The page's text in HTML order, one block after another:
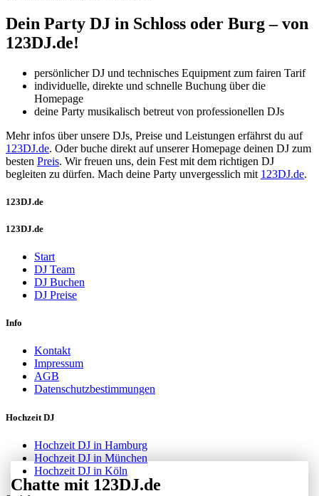
Dein Party DJ in Schloss oder Burg– von
123DJ.de!
persönlicher DJ und technisches Equipment zum fairen Tarif
individuelle, direkte und schnelle Buchung über die
Homepage
deine Party musikalisch betreut von professionellen DJs
Mehr infos über unsere DJs, Preise und Leistungen erfährst du auf
123DJ.de. Oder buche direkt auf unserer Homepage deinen DJ zum
besten Preis. Wir freuen uns, dein Fest mit dem richtigen DJ
begleiten zu dürfen. Mach deine Party unvergesslich mit 123DJ.de.
123DJ.de
123DJ.de
Start
DJ Team
DJ Buchen
DJ Preise
Info
Kontakt
Impressum
AGB
Datenschutzbestimmungen
Hochzeit DJ
Hochzeit DJ in Hamburg
Hochzeit DJ in München
Hochzeit DJ in Köln
Chatte mit 123DJ.de